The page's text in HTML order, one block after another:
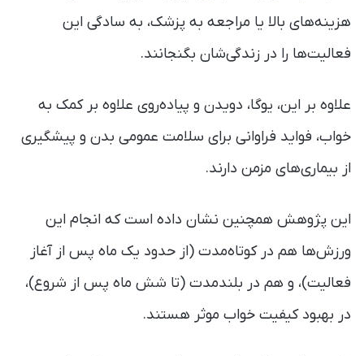
هزینه‌های بالا یا مراجعه به پزشک، به سادگی این
فعالیت‌ها را در زندگی‌شان بگنجانند.
علاوه بر این، یوگا، دویدن و پیاده‌روی علاوه بر کمک به
خواب، فواید فراوانی برای سلامت عمومی بدن و پیشگیری
از بیماری‌های مزمن دارند.
این پژوهش همچنین نشان داده است که انجام این
ورزش‌ها هم در کوتاه‌مدت (از حدود یک ماه پس از آغاز
فعالیت)، و هم در بلندمدت (تا شش ماه پس از شروع)،
در بهبود کیفیت خواب موثر هستند.